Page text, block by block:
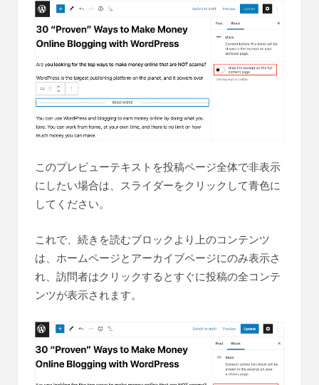
このプレビューテキストを投稿ページ全体で非表示
にしたい場合は、スライダーをクリックして青色に
してください。
これで、続きを読むブロックより上のコンテンツ
は、ホームページとアーカイブページにのみ表示さ
れ、訪問者はクリックするとすぐに投稿の全コンテ
ンツが表示されます。